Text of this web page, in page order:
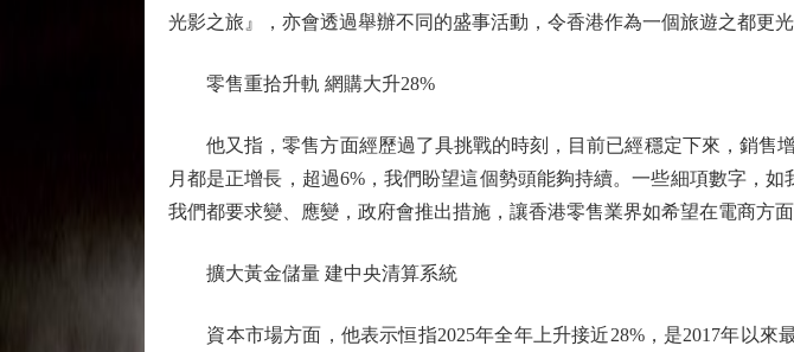
光影之旅』，亦會透過舉辦不同的盛事活動，令香港作為一個旅遊之都更光
零售重拾升軌 網購大升28%
他又指，零售方面經歷過了具挑戰的時刻，目前已經穩定下來，銷售
月都是正增長，超過6%，我們盼望這個勢頭能夠持續。一些細項數字，
我們都要求變、應變，政府會推出措施，讓香港零售業界如希望在電商方面
擴大黃金儲量 建中央清算系統
資本市場方面，他表示恒指2025年全年上升接近28%，是2017年以來